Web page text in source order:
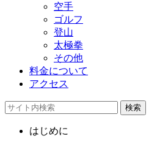
空手
ゴルフ
登山
太極拳
その他
料金について
アクセス
検索
はじめに